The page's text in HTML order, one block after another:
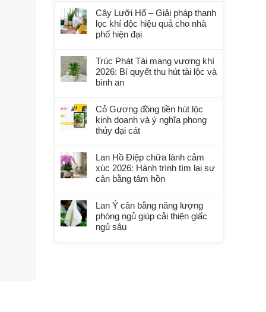
Cây Lưỡi Hổ – Giải pháp thanh
lọc khí độc hiệu quả cho nhà
phố hiện đại
Trúc Phát Tài mang vượng khí
2026: Bí quyết thu hút tài lộc và
bình an
Cỏ Gương đồng tiền hút lộc
kinh doanh và ý nghĩa phong
thủy đại cát
Lan Hồ Điệp chữa lành cảm
xúc 2026: Hành trình tìm lại sự
cân bằng tâm hồn
Lan Ý cân bằng năng lượng
phòng ngủ giúp cải thiện giấc
ngủ sâu